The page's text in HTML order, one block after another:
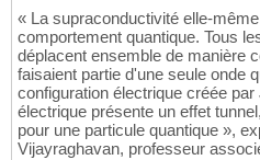
« La supraconductivité elle-
comportement quantique. Tous
déplacent ensemble de manière
faisaient partie d'une seule onde
configuration électrique créée
électrique présente un effet
pour une particule quantique »,
Vijayraghavan, professeur